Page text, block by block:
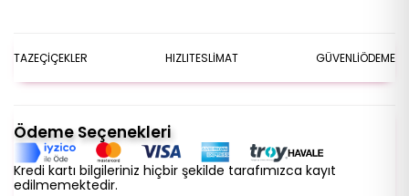
TAZEÇİÇEKLER HIZLITESLİMAT GÜVENLİÖDEME
Ödeme Seçenekleri
Kredi kartı bilgileriniz hiçbir şekilde tarafımızca kayıt
edilmemektedir.